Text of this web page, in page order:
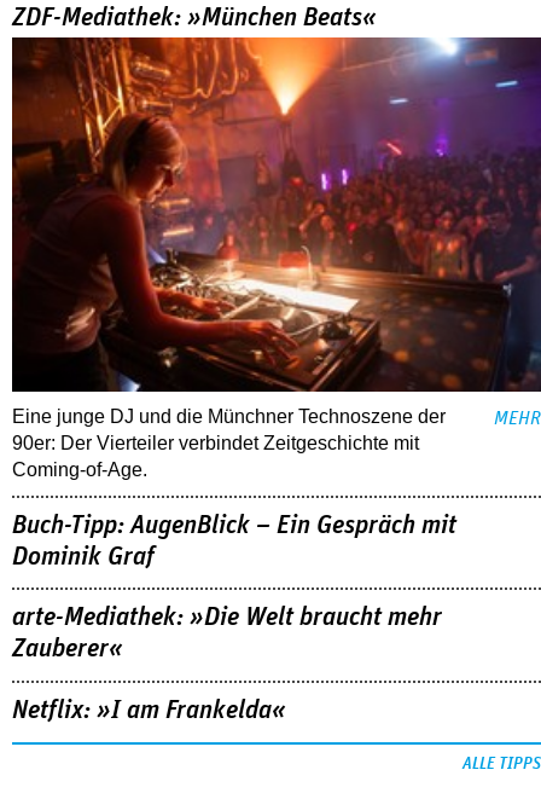
ZDF-Mediathek: »München Beats«
Eine junge DJ und die Münchner Technoszene der
90er: Der Vierteiler verbindet Zeitgeschichte mit
Coming-of-Age.
MEHR
Buch-Tipp: AugenBlick – Ein Gespräch mit
Dominik Graf
arte-Mediathek: »Die Welt braucht mehr
Zauberer«
Netflix: »I am Frankelda«
ALLE TIPPS